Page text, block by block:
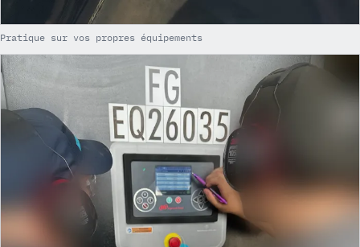
Pratique sur vos propres équipements